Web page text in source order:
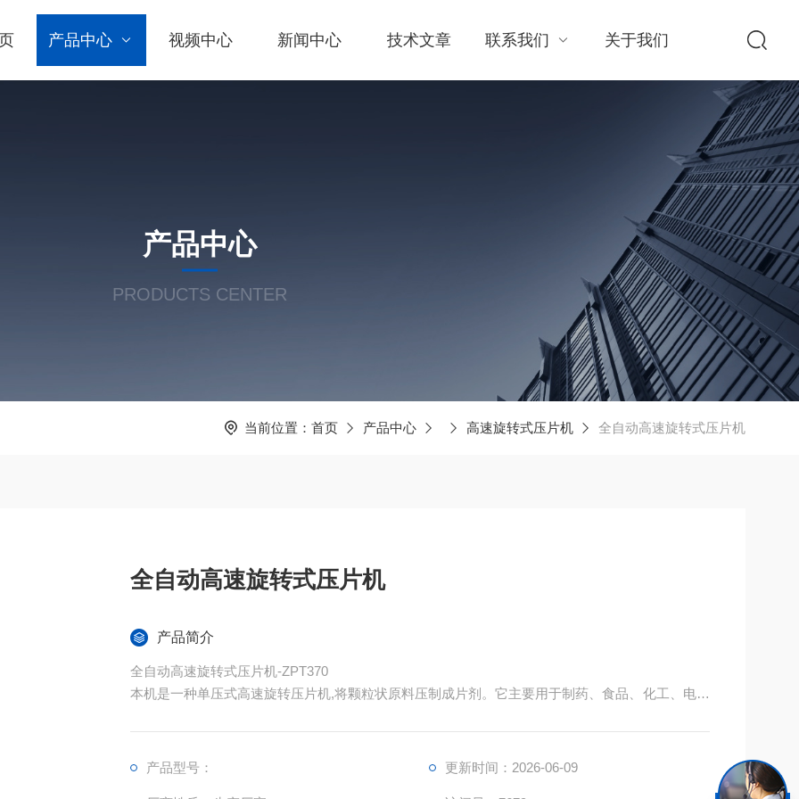
产品中心 视频中心 新闻中心 技术文章 联系我们 关于我们
产品中心
PRODUCTS CENTER
当前位置： 首页 产品中心 高速旋转式压片机 全自动高速旋转式压片机
全自动高速旋转式压片机
产品简介
全自动高速旋转式压片机-ZPT370
本机是一种单压式高速旋转压片机,将颗粒状原料压制成片剂。它主要用于制药、食品、化工、电子
产品型号： 更新时间：2026-06-09